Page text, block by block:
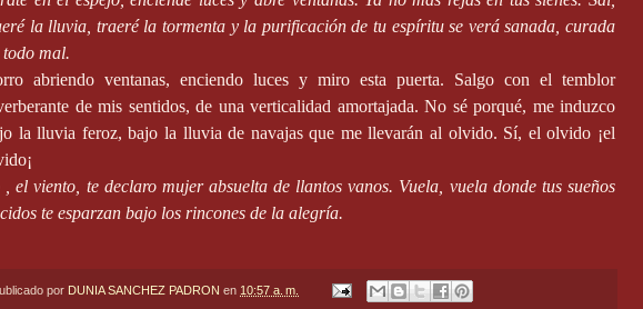
la lluvia, traeré la tormenta y la purificación de tu espíritu se verá sanada, curada
todo mal.
abriendo ventanas, enciendo luces y miro esta puerta. Salgo con el temblor
de mis sentidos, de una verticalidad amortajada. No sé porqué, me induzco
la lluvia feroz, bajo la lluvia de navajas que me llevarán al olvido. Sí, el olvido ¡el
, el viento, te declaro mujer absuelta de llantos vanos. Vuela, vuela donde tus sueños
te esparzan bajo los rincones de la alegría.
por DUNIA SANCHEZ PADRON en 10:57 a. m.